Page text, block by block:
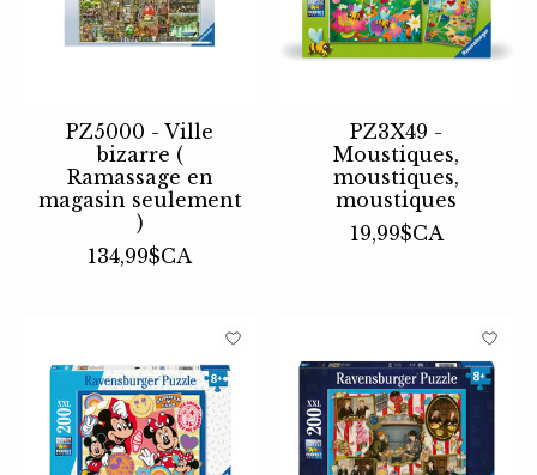
PZ5000 - Ville
bizarre (
Ramassage en
magasin seulement
)
134,99$CA
PZ3X49 -
Moustiques,
moustiques,
moustiques
19,99$CA